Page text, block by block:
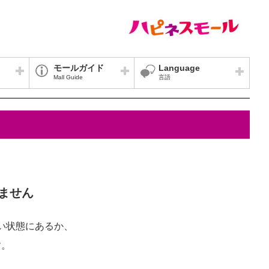
モールガイド
Mall Guide
Language
言語
せん
態にあるか、